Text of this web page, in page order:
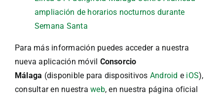
ampliación de horarios nocturnos durante
Semana Santa
Para más información puedes acceder a nuestra
nueva aplicación móvil Consorcio
Málaga (disponible para dispositivos Android e iOS),
consultar en nuestraweb, en nuestra página oficial